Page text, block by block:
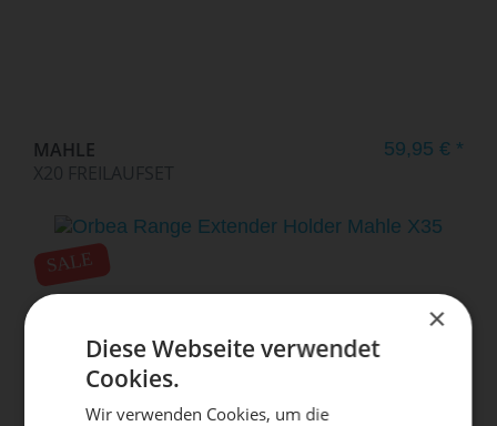
MAHLE
X20 FREILAUFSET
59,95 € *
SALE
×
Diese Webseite verwendet
Cookies.
Wir verwenden Cookies, um die